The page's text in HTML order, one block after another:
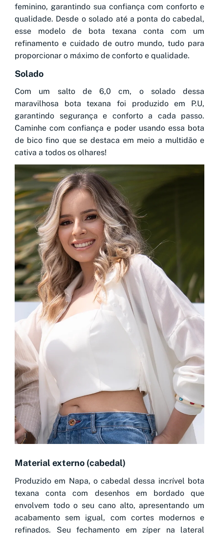
feminino, garantindo sua confiança com conforto e
qualidade. Desde o solado até a ponta do cabedal,
esse modelo de bota texana conta com um
refinamento e cuidado de outro mundo, tudo para
proporcionar o máximo de conforto e qualidade.
Solado
Com um salto de 6,0 cm, o solado dessa
maravilhosa bota texana foi produzido em P.U,
garantindo segurança e conforto a cada passo.
Caminhe com confiança e poder usando essa bota
de bico fino que se destaca em meio a multidão e
cativa a todos os olhares!
Material externo (cabedal)
Produzido em Napa, o cabedal dessa incrível bota
texana conta com desenhos em bordado que
envolvem todo o seu cano alto, apresentando um
acabamento sem igual, com cortes modernos e
refinados. Seu fechamento em zíper na lateral